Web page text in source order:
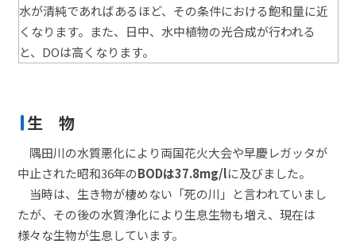
水が清純であればあるほど、その条件における飽和量に近
くなります。また、日中、水中植物の光合成が行われる
と、 DOは高くなります。
生 物
隅田川の水質悪化により両国花火大会や早慶レガッタが
中止された昭和36年のBODは37.8mg/lに及びました。
当時は、生き物が棲めない「死の川」と言われていまし
たが、その後の水質浄化により生息生物も増え、現在は
様々な生物が生息しています。